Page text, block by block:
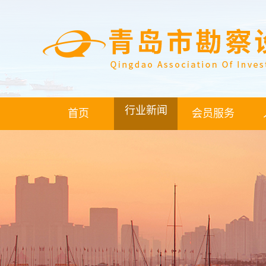
首页 行业新闻 会员服务